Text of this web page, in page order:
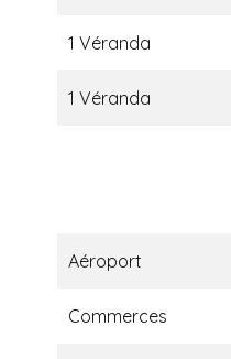
1 Véranda
1 Véranda
Aéroport
Commerces